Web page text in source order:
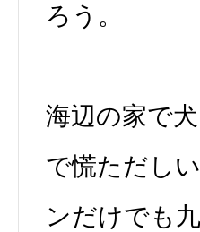
ろう。
海辺の家で
で慌ただし
ンだけでも